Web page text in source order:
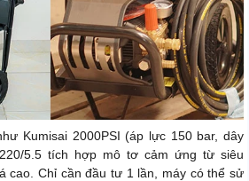
Kumisai 2000PSI (áp lực 150 bar, dây
5.5 tích hợp mô tơ cảm ứng từ siêu
cao. Chỉ cần đầu tư 1 lần, máy có thể sử